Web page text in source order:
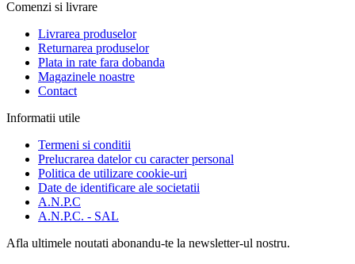
Comenzi si livrare
Livrarea produselor
Returnarea produselor
Plata in rate fara dobanda
Magazinele noastre
Contact
Informatii utile
Termeni si conditii
Prelucrarea datelor cu caracter personal
Politica de utilizare cookie-uri
Date de identificare ale societatii
A.N.P.C
A.N.P.C. - SAL
Afla ultimele noutati abonandu-te la newsletter-ul nostru.